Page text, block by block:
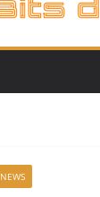
NEWS